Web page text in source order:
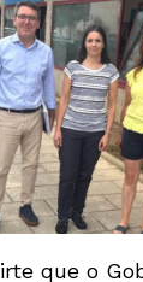
que o